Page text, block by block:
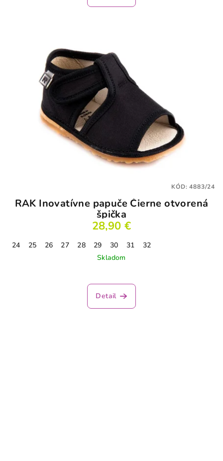
RAK Inovatívne papuče Čierne otvorená
špička
28,90 €
24 25 26 27 28 29 30 31
32
Skladom
Detail
KÓD:4883/24